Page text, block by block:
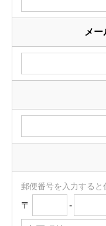
メ
郵便番号を入力する
〒 -